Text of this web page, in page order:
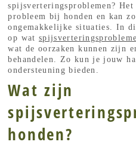
spijsverteringsproblemen? Het
probleem bij honden en kan
ongemakkelijke situaties. In
op wat
wat de oorzaken kunnen zijn
behandelen. Zo kun je jouw
ondersteuning bieden.
Wat zijn
honden?